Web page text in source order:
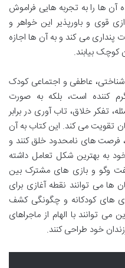
آن ها را به تجربه هایی فراموش
قوی و باورپذیر این خواهر و
پنداری می کند و به آن ها اجازه
کوچک بیابند.
عاطفی و اجتماعی کودک
کننده است، بلکه به صورت
تفکر خلاق، تاب آوری در برابر
تقویت می کند. این کتاب به آن
فرصت های نامحدود خلق کنند و
به بهترین شکل تعامل داشته
وگو و بازی های مشترک بین
ها می توانند نقطه آغازی برای
های کودکانه و چگونگی کشف
می توانند با الهام از ماجراهای
خود طراحی کنند.